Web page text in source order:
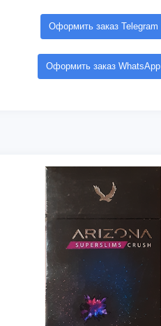
Оформить заказ Telegram
Оформить заказ WhatsApp